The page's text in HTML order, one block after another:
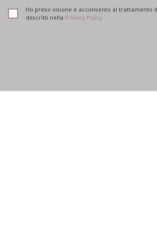
Ho preso visione e acconsento al trattamento
descritti nella Privacy Policy